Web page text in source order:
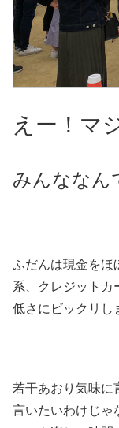
えー！マ
みんななん
ふだんは現金をほ
系、クレジットカ
低さにビックリし
若干あおり気味に
言いたいわけじゃ